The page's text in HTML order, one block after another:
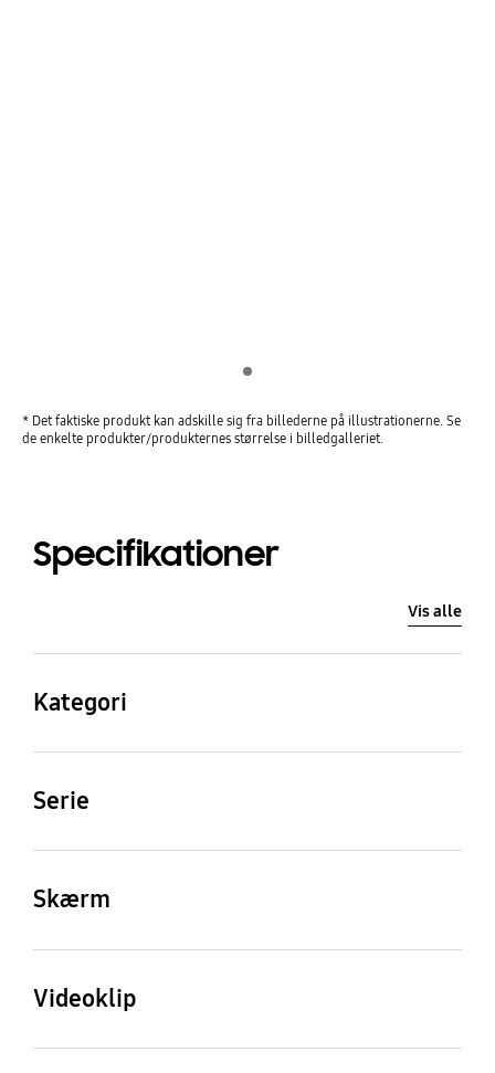
* Det faktiske produkt kan adskille sig fra billederne på illustrationerne. Se
de enkelte produkter/produkternes størrelse i billedgalleriet.
Specifikationer
Vis alle
Kategori
QLED
Serie
6
Skærm
Skærmstørrelse
Opløsning
Videoklip
Picture Engine
PQI (Picture Quality